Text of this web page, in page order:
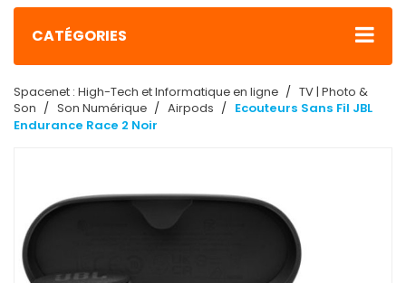
CATÉGORIES
Spacenet : High-Tech et Informatique en ligne
TV | Photo &
Son
Son Numérique Airpods
Ecouteurs Sans Fil JBL
Endurance Race 2 Noir